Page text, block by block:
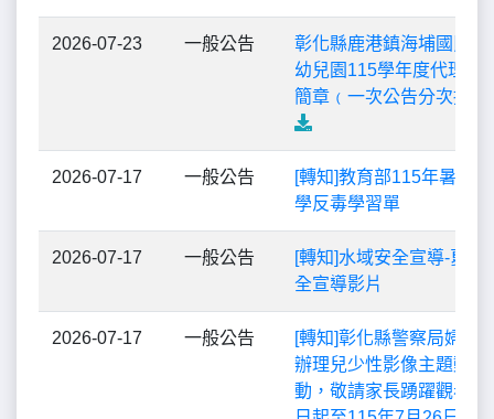
2026-07-23 一般公告
彰化縣鹿港鎮海埔國民小
幼兒園115學年度代理教
簡章﹙一次公告分次招考
2026-07-17 一般公告
[轉知]教育部115年暑假
學反毒學習單
2026-07-17 一般公告
[轉知]水域安全宣導-夏日
全宣導影片
2026-07-17 一般公告
[轉知]彰化縣警察局婦幼
辦理兒少性影像主題動畫
動，敬請家長踴躍觀看影